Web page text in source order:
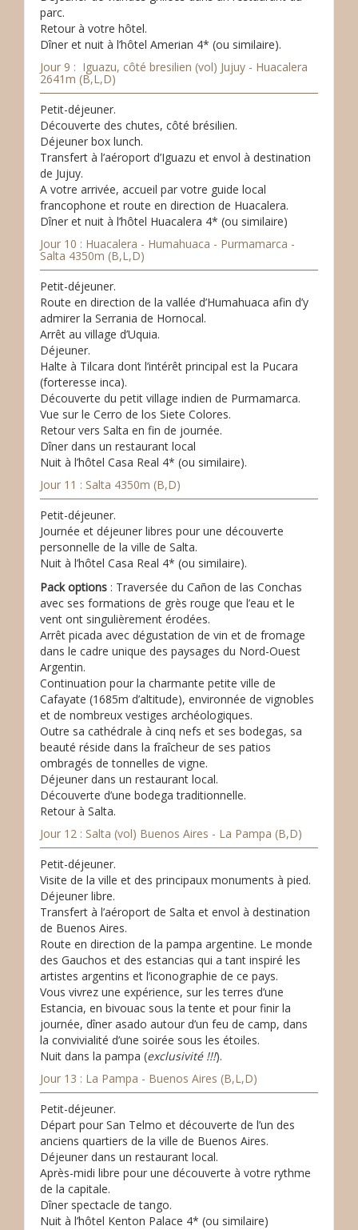
parc.
Retour à votre hôtel.
Dîner et nuit à l’hôtel Amerian 4* (ou similaire).
Jour 9 : Iguazu, côté bresilien (vol) Jujuy - Huacalera
2641m (B,L,D)
Petit-déjeuner.
Découverte des chutes, côté brésilien.
Déjeuner box lunch.
Transfert à l’aéroport d’Iguazu et envol à destination
de Jujuy.
A votre arrivée, accueil par votre guide local
francophone et route en direction de Huacalera.
Dîner et nuit à l’hôtel Huacalera 4* (ou similaire)
Jour 10 : Huacalera - Humahuaca - Purmamarca -
Salta 4350m (B,L,D)
Petit-déjeuner.
Route en direction de la vallée d’Humahuaca afin d’y
admirer la Serrania de Hornocal.
Arrêt au village d’Uquia.
Déjeuner.
Halte à Tilcara dont l’intérêt principal est la Pucara
(forteresse inca).
Découverte du petit village indien de Purmamarca.
Vue sur le Cerro de los Siete Colores.
Retour vers Salta en fin de journée.
Dîner dans un restaurant local
Nuit à l’hôtel Casa Real 4* (ou similaire).
Jour 11 : Salta 4350m (B,D)
Petit-déjeuner.
Journée et déjeuner libres pour une découverte
personnelle de la ville de Salta.
Nuit à l’hôtel Casa Real 4* (ou similaire).
Pack options : Traversée du Cañon de las Conchas
avec ses formations de grès rouge que l’eau et le
vent ont singulièrement érodées.
Arrêt picada avec dégustation de vin et de fromage
dans le cadre unique des paysages du Nord-Ouest
Argentin.
Continuation pour la charmante petite ville de
Cafayate (1685m d’altitude), environnée de vignobles
et de nombreux vestiges archéologiques.
Outre sa cathédrale à cinq nefs et ses bodegas, sa
beauté réside dans la fraîcheur de ses patios
ombragés de tonnelles de vigne.
Déjeuner dans un restaurant local.
Découverte d’une bodega traditionnelle.
Retour à Salta.
Jour 12 : Salta (vol) Buenos Aires - La Pampa (B,D)
Petit-déjeuner.
Visite de la ville et des principaux monuments à pied.
Déjeuner libre.
Transfert à l’aéroport de Salta et envol à destination
de Buenos Aires.
Route en direction de la pampa argentine. Le monde
des Gauchos et des estancias qui a tant inspiré les
artistes argentins et l’iconographie de ce pays.
Vous vivrez une expérience, sur les terres d’une
Estancia, en bivouac sous la tente et pour finir la
journée, dîner asado autour d’un feu de camp, dans
la convivialité d’une soirée sous les étoiles.
Nuit dans la pampa (exclusivité !!!).
Jour 13 : La Pampa - Buenos Aires (B,L,D)
Petit-déjeuner.
Départ pour San Telmo et découverte de l’un des
anciens quartiers de la ville de Buenos Aires.
Déjeuner dans un restaurant local.
Après-midi libre pour une découverte à votre rythme
de la capitale.
Dîner spectacle de tango.
Nuit à l’hôtel Kenton Palace 4* (ou similaire)